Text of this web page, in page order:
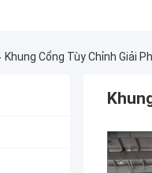
Khung Cổng Tùy Chỉnh Giải